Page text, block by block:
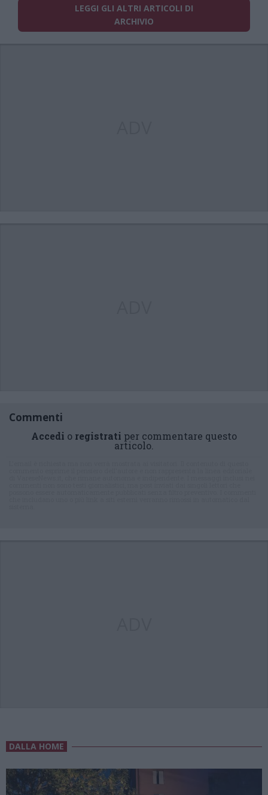
LEGGI GLI ALTRI ARTICOLI DI
ARCHIVIO
Commenti
Accedi o registrati per commentare questo
articolo.
DALLA HOME